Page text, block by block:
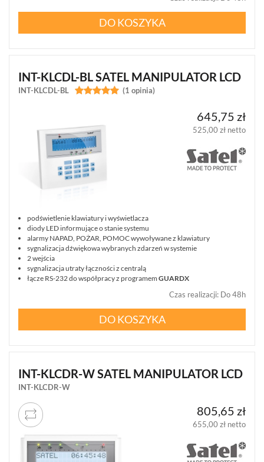
DO KOSZYKA
INT-KLCDL-BL SATEL MANIPULATOR LCD
INT-KLCDL-BL 
 (1 opinia)
645,75 zł
525,00 zł netto
podświetlenie klawiatury i wyświetlacza
diody LED informujące o stanie systemu
alarmy NAPAD, POŻAR, POMOC wywoływane z klawiatury
sygnalizacja dźwiękowa wybranych zdarzeń w systemie
2 wejścia
sygnalizacja utraty łączności z centralą
łącze RS-232 do współpracy z programem GUARDX
Czas realizacji: Do 48h
DO KOSZYKA
INT-KLCDR-W SATEL MANIPULATOR LCD
INT-KLCDR-W
805,65 zł
655,00 zł netto